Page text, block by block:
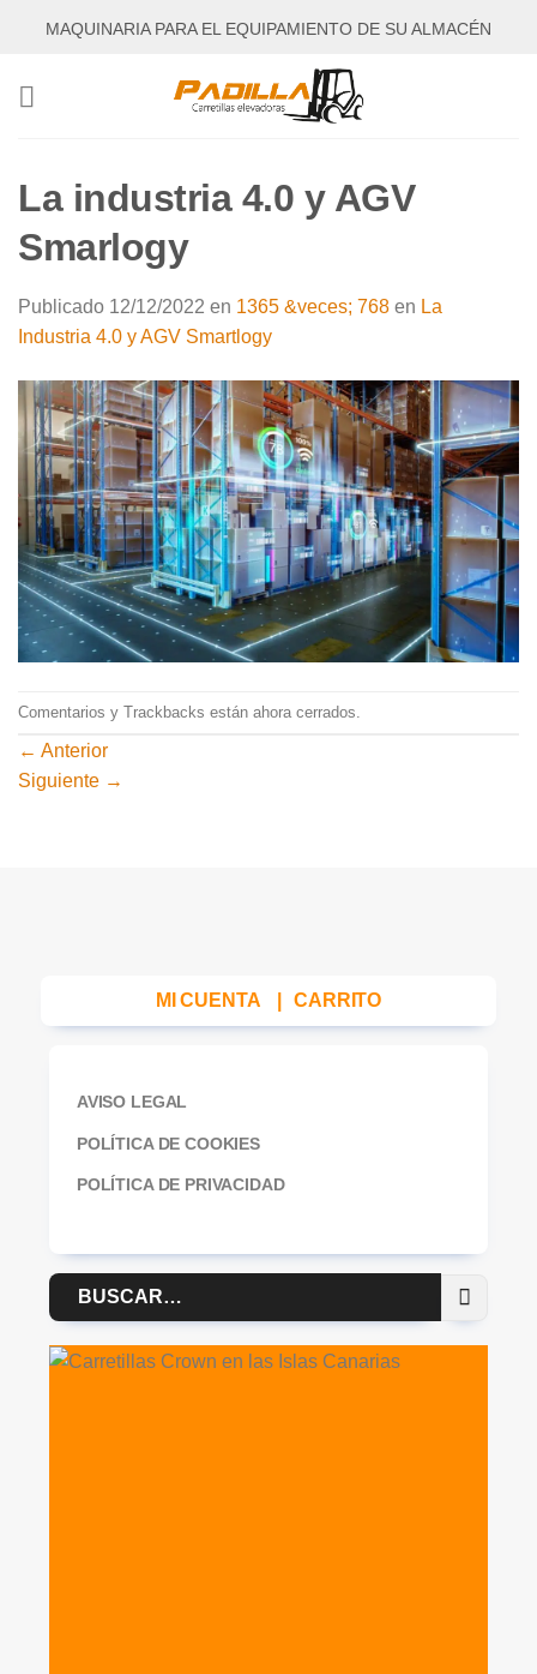
MAQUINARIA PARA EL EQUIPAMIENTO DE SU ALMACÉN
La industria 4.0 y AGV
Smarlogy
Publicado 12/12/2022 en 1365 &veces; 768 en La
Industria 4.0 y AGV Smartlogy
Comentarios y Trackbacks están ahora cerrados.
← Anterior
Siguiente →
MI CUENTA CARRITO
AVISO LEGAL
POLÍTICA DE COOKIES
POLÍTICA DE PRIVACIDAD
Buscar
por: